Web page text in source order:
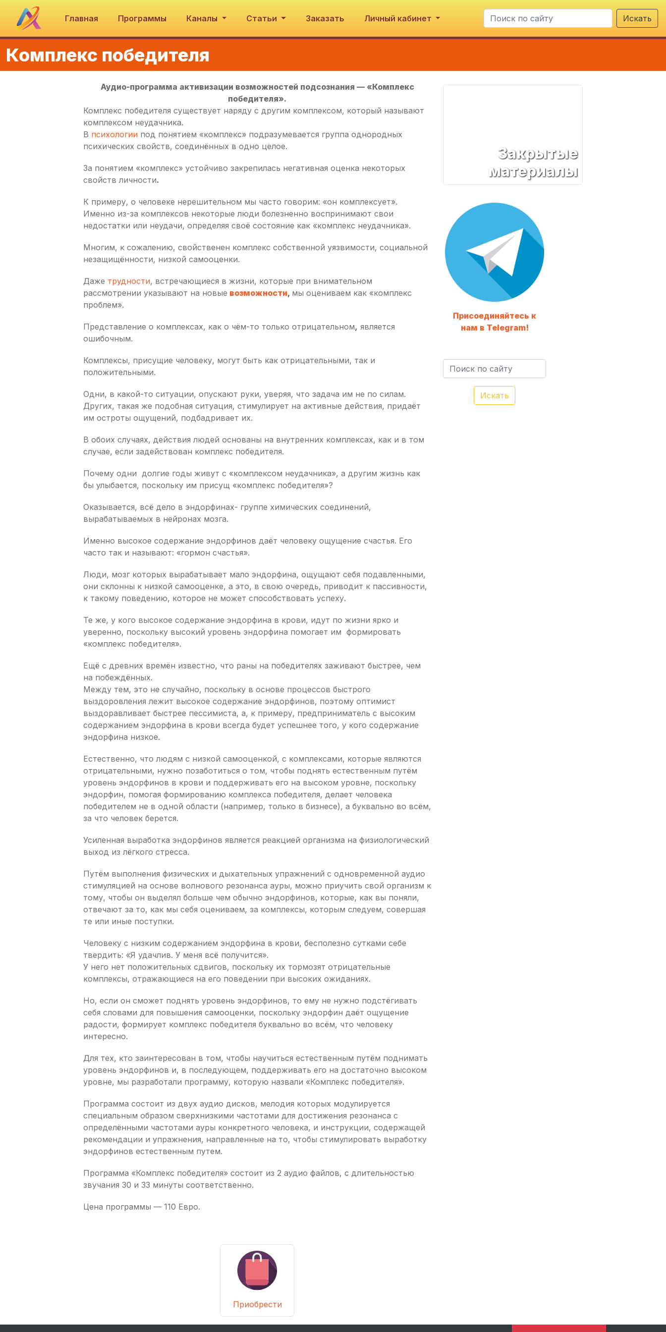
Главная Программы Каналы Статьи Заказать Личный кабинет Искать
Комплекс победителя
Аудио-программа активизации возможностей подсознания — «Комплекс
победителя».
Комплекс победителя существует наряду с другим комплексом, который называют
комплексом неудачника.
В психологии под понятием «комплекс» подразумевается группа однородных
психических свойств, соединённых в одно целое.
За понятием «комплекс» устойчиво закрепилась негативная оценка некоторых
свойств личности.
К примеру, о человеке нерешительном мы часто говорим: «он комплексует».
Именно из-за комплексов некоторые люди болезненно воспринимают свои
недостатки или неудачи, определяя своё состояние как «комплекс неудачника».
Многим, к сожалению, свойственен комплекс собственной уязвимости, социальной
незащищённости, низкой самооценки.
Даже трудности, встречающиеся в жизни, которые при внимательном
рассмотрении указывают на новые возможности, мы оцениваем как «комплекс
проблем».
Представление о комплексах, как о чём-то только отрицательном, является
ошибочным.
Комплексы, присущие человеку, могут быть как отрицательными, так и
положительными.
Одни, в какой-то ситуации, опускают руки, уверяя, что задача им не по силам.
Других, такая же подобная ситуация, стимулирует на активные действия, придаёт
им остроты ощущений, подбадривает их.
В обоих случаях, действия людей основаны на внутренних комплексах, как и в том
случае, если задействован комплекс победителя.
Почему одни долгие годы живут с «комплексом неудачника», а другим жизнь как
бы улыбается, поскольку им присущ «комплекс победителя»?
Оказывается, всё дело в эндорфинах- группе химических соединений,
вырабатываемых в нейронах мозга.
Именно высокое содержание эндорфинов даёт человеку ощущение счастья. Его
часто так и называют: «гормон счастья».
Люди, мозг которых вырабатывает мало эндорфина, ощущают себя подавленными,
они склонны к низкой самооценке, а это, в свою очередь, приводит к пассивности,
к такому поведению, которое не может способствовать успеху.
Те же, у кого высокое содержание эндорфина в крови, идут по жизни ярко и
уверенно, поскольку высокий уровень эндорфина помогает им формировать
«комплекс победителя».
Ещё с древних времён известно, что раны на победителях заживают быстрее, чем
на побеждённых.
Между тем, это не случайно, поскольку в основе процессов быстрого
выздоровления лежит высокое содержание эндорфинов, поэтому оптимист
выздоравливает быстрее пессимиста, а, к примеру, предприниматель с высоким
содержанием эндорфина в крови всегда будет успешнее того, у кого содержание
эндорфина низкое.
Естественно, что людям с низкой самооценкой, с комплексами, которые являются
отрицательными, нужно позаботиться о том, чтобы поднять естественным путём
уровень эндорфинов в крови и поддерживать его на высоком уровне, поскольку
эндорфин, помогая формированию комплекса победителя, делает человека
победителем не в одной области (например, только в бизнесе), а буквально во всём,
за что человек берется.
Усиленная выработка эндорфинов является реакцией организма на физиологический
выход из лёгкого стресса.
Путём выполнения физических и дыхательных упражнений с одновременной аудио
стимуляцией на основе волнового резонанса ауры, можно приучить свой организм к
тому, чтобы он выделял больше чем обычно эндорфинов, которые, как вы поняли,
отвечают за то, как мы себя оцениваем, за комплексы, которым следуем, совершая
те или иные поступки.
Человеку с низким содержанием эндорфина в крови, бесполезно сутками себе
твердить: «Я удачлив. У меня всё получится».
У него нет положительных сдвигов, поскольку их тормозят отрицательные
комплексы, отражающиеся на его поведении при высоких ожиданиях.
Но, если он сможет поднять уровень эндорфинов, то ему не нужно подстёгивать
себя словами для повышения самооценки, поскольку эндорфин даёт ощущение
радости, формирует комплекс победителя буквально во всём, что человеку
интересно.
Для тех, кто заинтересован в том, чтобы научиться естественным путём поднимать
уровень эндорфинов и, в последующем, поддерживать его на достаточно высоком
уровне, мы разработали программу, которую назвали «Комплекс победителя».
Программа состоит из двух аудио дисков, мелодия которых модулируется
специальным образом сверхнизкими частотами для достижения резонанса с
определёнными частотами ауры конкретного человека, и инструкции, содержащей
рекомендации и упражнения, направленные на то, чтобы стимулировать выработку
эндорфинов естественным путем.
Программа «Комплекс победителя» состоит из 2 аудио файлов, с длительностью
звучания 30 и 33 минуты соответственно.
Цена программы — 110 Евро.
Приобрести
Закрытые
материалы
Присоединяйтесь к
нам в Telegram!
Искать